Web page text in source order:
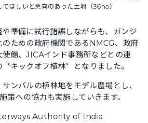
てほしいと意向のあった土地（36ha）
や準備に試行錯誤しながらも、ガンジ
のための政府機関であるNMCG、政府
館、JICAインド事務所などとの連
キックオフ植林〞となりました。
ンバルの植林地をモデル農場とし、
策への協力も実施していきます。
Authority of India